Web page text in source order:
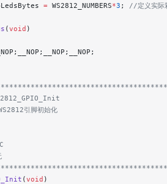
= WS2812_NUMBERS*3 ; //定义实际
(void )
引脚初始化
(void )